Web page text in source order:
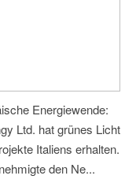
Energiewende:
Ltd. hat grünes Licht
Italiens erhalten.
den Ne...